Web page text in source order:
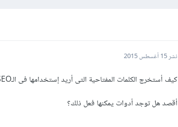
نشر15 أغسطس 2015
كيف أستخرج الكلمات المفتاحية التى أريد إستخدامها فى الـSEO او الـPPC ؟
أقصد هل توجد أدوات يمكنها فعل ذلك؟